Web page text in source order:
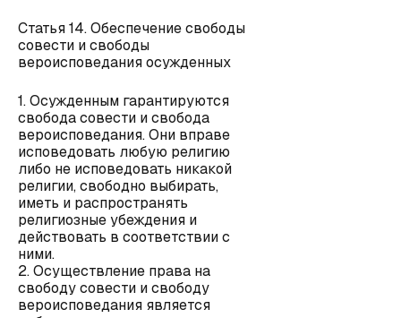
Статья 14. Обеспечение свободы
совести и свободы
вероисповедания осужденных
1. Осужденным гарантируются
свобода совести и свобода
вероисповедания. Они вправе
исповедовать любую религию
либо не исповедовать никакой
религии, свободно выбирать,
иметь и распространять
религиозные убеждения и
действовать в соответствии с
ними.
2. Осуществление права на
свободу совести и свободу
вероисповедания является